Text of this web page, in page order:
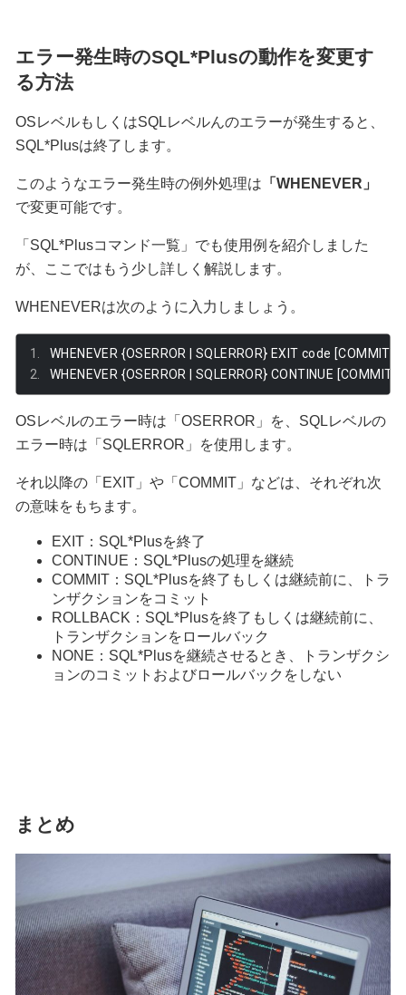
エラー発生時のSQL*Plusの動作を変更す
る方法
OSレベルもしくはSQLレベルんのエラーが発生すると、
SQL*Plusは終了します。
このようなエラー発生時の例外処理は 「WHENEVER」
で変更可能です。
「SQL*Plusコマンド一覧」でも使用例を紹介しました
が、ここではもう少し詳しく解説します。
WHENEVERは次のように入力しましょう。
WHENEVER {OSERROR SQLERROR} EXIT code [COMMIT
WHENEVER {OSERROR SQLERROR} CONTINUE [COMMIT
OSレベルのエラー時は「OSERROR」を、SQLレベルの
エラー時は「SQLERROR」を使用します。
それ以降の「EXIT」や「COMMIT」などは、それぞれ次
の意味をもちます。
EXIT：SQL*Plusを終了
CONTINUE：SQL*Plusの処理を継続
COMMIT：SQL*Plusを終了もしくは継続前に、トラ
ンザクションをコミット
ROLLBACK：SQL*Plusを終了もしくは継続前に、
トランザクションをロールバック
NONE：SQL*Plusを継続させるとき、トランザクシ
ョンのコミットおよびロールバックをしない
まとめ